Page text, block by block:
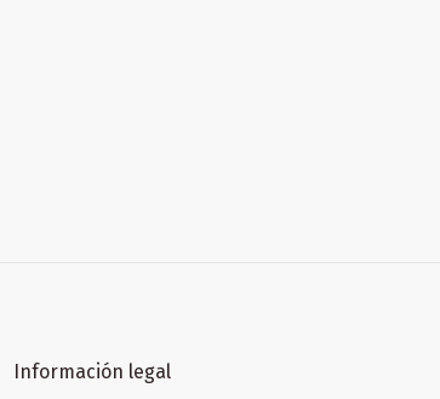
Información legal